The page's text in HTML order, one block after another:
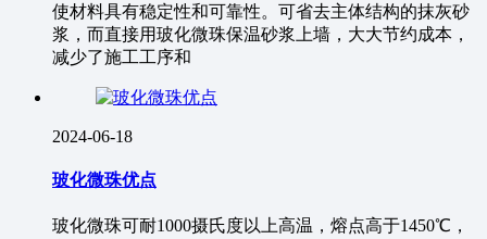
使材料具有稳定性和可靠性。可省去主体结构的抹灰砂
浆，而直接用玻化微珠保温砂浆上墙，大大节约成本，
减少了施工工序和
2024-06-18
玻化微珠优点
玻化微珠可耐1000摄氏度以上高温，熔点高于1450℃，